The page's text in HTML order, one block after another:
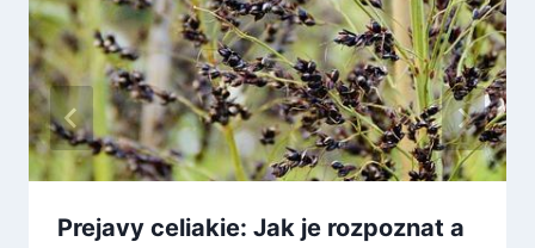
Prejavy celiakie: Jak je rozpoznat a